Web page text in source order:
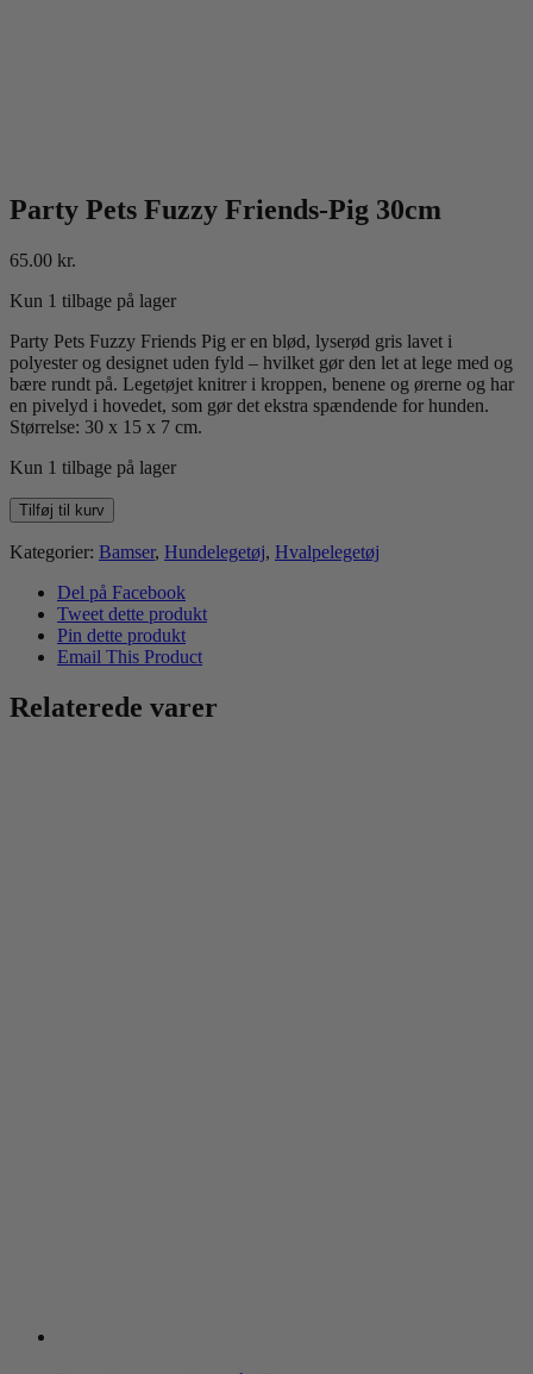
Party Pets Fuzzy Friends-Pig 30cm
65.00 kr.
Kun 1 tilbage på lager
Party Pets Fuzzy Friends Pig er en blød, lyserød gris lavet i
polyester og designet uden fyld – hvilket gør den let at lege med og
bære rundt på. Legetøjet knitrer i kroppen, benene og ørerne og har
en pivelyd i hovedet, som gør det ekstra spændende for hunden.
Størrelse: 30 x 15 x 7 cm.
Kun 1 tilbage på lager
Party
Pets
Fuzzy
30cm
antal
Tilføj til kurv
Kategorier: Bamser, Hundelegetøj, Hvalpelegetøj
Del på Facebook
Tweet dette produkt
Pin dette produkt
Email This Product
Relaterede varer